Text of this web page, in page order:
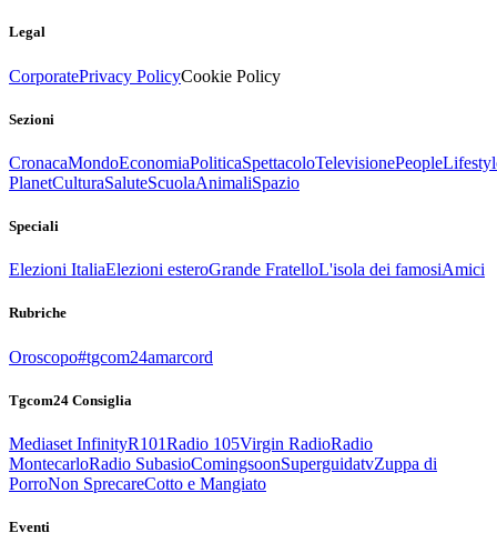
Legal
CorporatePrivacy PolicyCookie Policy
Sezioni
CronacaMondoEconomiaPoliticaSpettacoloTelevisionePeople
PlanetCulturaSaluteScuolaAnimaliSpazio
Speciali
Elezioni ItaliaElezioni esteroGrande FratelloL'isola dei famosiAmici
Rubriche
Oroscopo#tgcom24amarcord
Tgcom24 Consiglia
Mediaset InfinityR101Radio 105Virgin RadioRadio
MontecarloRadio SubasioComingsoonSuperguidatvZuppa di
PorroNon SprecareCotto e Mangiato
Eventi